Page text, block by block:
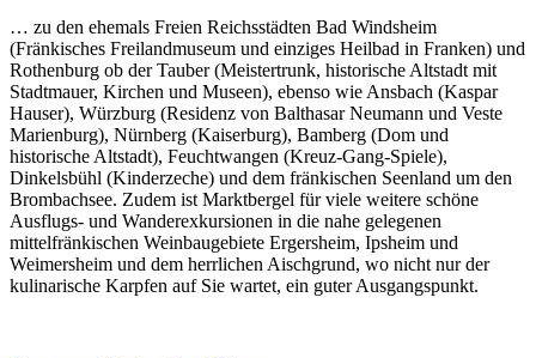
… zu den ehemals Freien Reichsstädten Bad Windsheim
(Fränkisches Freilandmuseum und einziges Heilbad in Franken) und
Rothenburg ob der Tauber (Meistertrunk, historische Altstadt mit
Stadtmauer, Kirchen und Museen), ebenso wie Ansbach (Kaspar
Hauser), Würzburg (Residenz von Balthasar Neumann und Veste
Marienburg), Nürnberg (Kaiserburg), Bamberg (Dom und
historische Altstadt), Feuchtwangen (Kreuz-Gang-Spiele),
Dinkelsbühl (Kinderzeche) und dem fränkischen Seenland um den
Brombachsee. Zudem ist Marktbergel für viele weitere schöne
Ausflugs- und Wanderexkursionen in die nahe gelegenen
mittelfränkischen Weinbaugebiete Ergersheim, Ipsheim und
Weimersheim und dem herrlichen Aischgrund, wo nicht nur der
kulinarische Karpfen auf Sie wartet, ein guter Ausgangspunkt.